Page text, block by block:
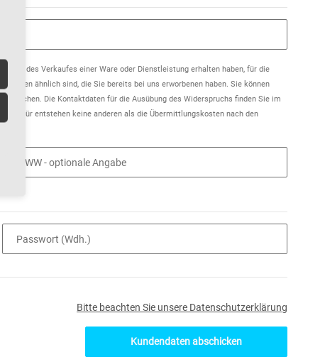
des Verkaufes einer Ware oder Dienstleistung erhalten haben, für die
denen ähnlich sind, die Sie bereits bei uns erworbenen haben. Sie können
Die Kontaktdaten für die Ausübung des Widerspruchs finden Sie im
Hierfür entstehen keine anderen als die Übermittlungskosten nach den
WWW- optionale Angabe
Passwort (Wdh.)
Bitte beachten Sie unsere Datenschutzerklärung
Kundendaten abschicken